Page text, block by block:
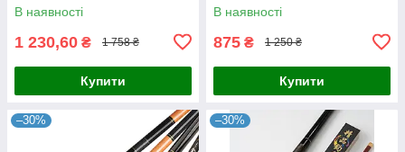
В наявності
1 230,60 ₴ 1 758 ₴
Купити
В наявності
875 ₴ 1 250 ₴
Купити
–30% –30%